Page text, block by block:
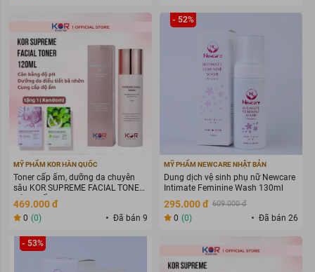
MỸ PHẨM KOR HÀN QUỐC
Toner cấp ẩm, dưỡng da chuyên
sâu KOR SUPREME FACIAL TONER
Hàn Quốc 120ml
469.000 đ
0 (0) Đã bán 9
- 52%
MỸ PHẨM NEWCARE NHẬT BẢN
Dung dịch vệ sinh phụ nữ Newcare
Intimate Feminine Wash 130ml
295.000 đ 609.000 đ
0 (0) Đã bán 26
- 53%